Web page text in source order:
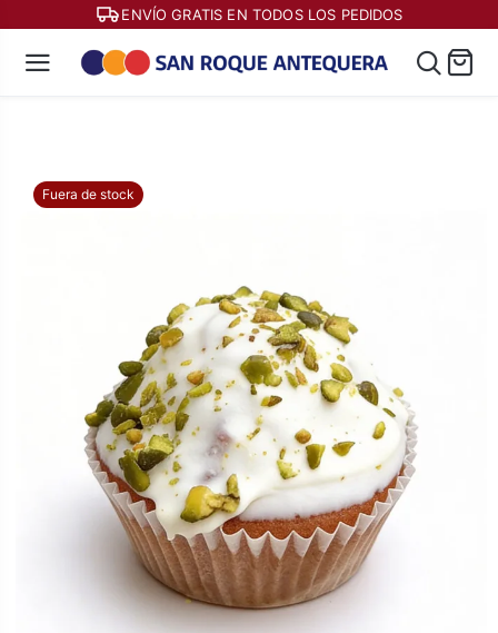
ENVÍO GRATIS EN TODOS LOS PEDIDOS
Fuera de stock